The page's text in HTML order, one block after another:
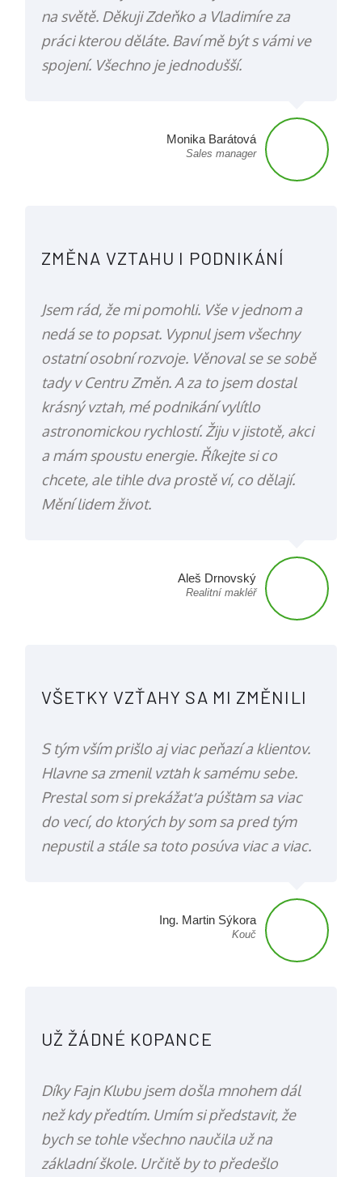
na světě. Děkuji Zdeňko a Vladimíre za
práci kterou děláte. Baví mě být s vámi ve
spojení. Všechno je jednodušší.
Monika Barátová
Sales manager
ZMĚNA VZTAHU I PODNIKÁNÍ
Jsem rád, že mi pomohli. Vše v jednom a
nedá se to popsat. Vypnul jsem všechny
ostatní osobní rozvoje. Věnoval se se sobě
tady v Centru Změn. A za to jsem dostal
krásný vztah, mé podnikání vylítlo
astronomickou rychlostí. Žiju v jistotě, akci
a mám spoustu energie. Říkejte si co
chcete, ale tihle dva prostě ví, co dělají.
Mění lidem život.
Aleš Drnovský
Realitní makléř
VŠETKY VZŤAHY SA MI ZMĚNILI
S tým vším prišlo aj viac peňazí a klientov.
Hlavne sa zmenil vzťah k samému sebe.
Prestal som si prekážať a púšťam sa viac
do vecí, do ktorých by som sa pred tým
nepustil a stále sa toto posúva viac a viac.
Ing. Martin Sýkora
Kouč
UŽ ŽÁDNÉ KOPANCE
Díky Fajn Klubu jsem došla mnohem dál
než kdy předtím. Umím si představit, že
bych se tohle všechno naučila už na
základní škole. Určitě by to předešlo